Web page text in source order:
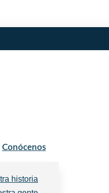
Conócenos
historia